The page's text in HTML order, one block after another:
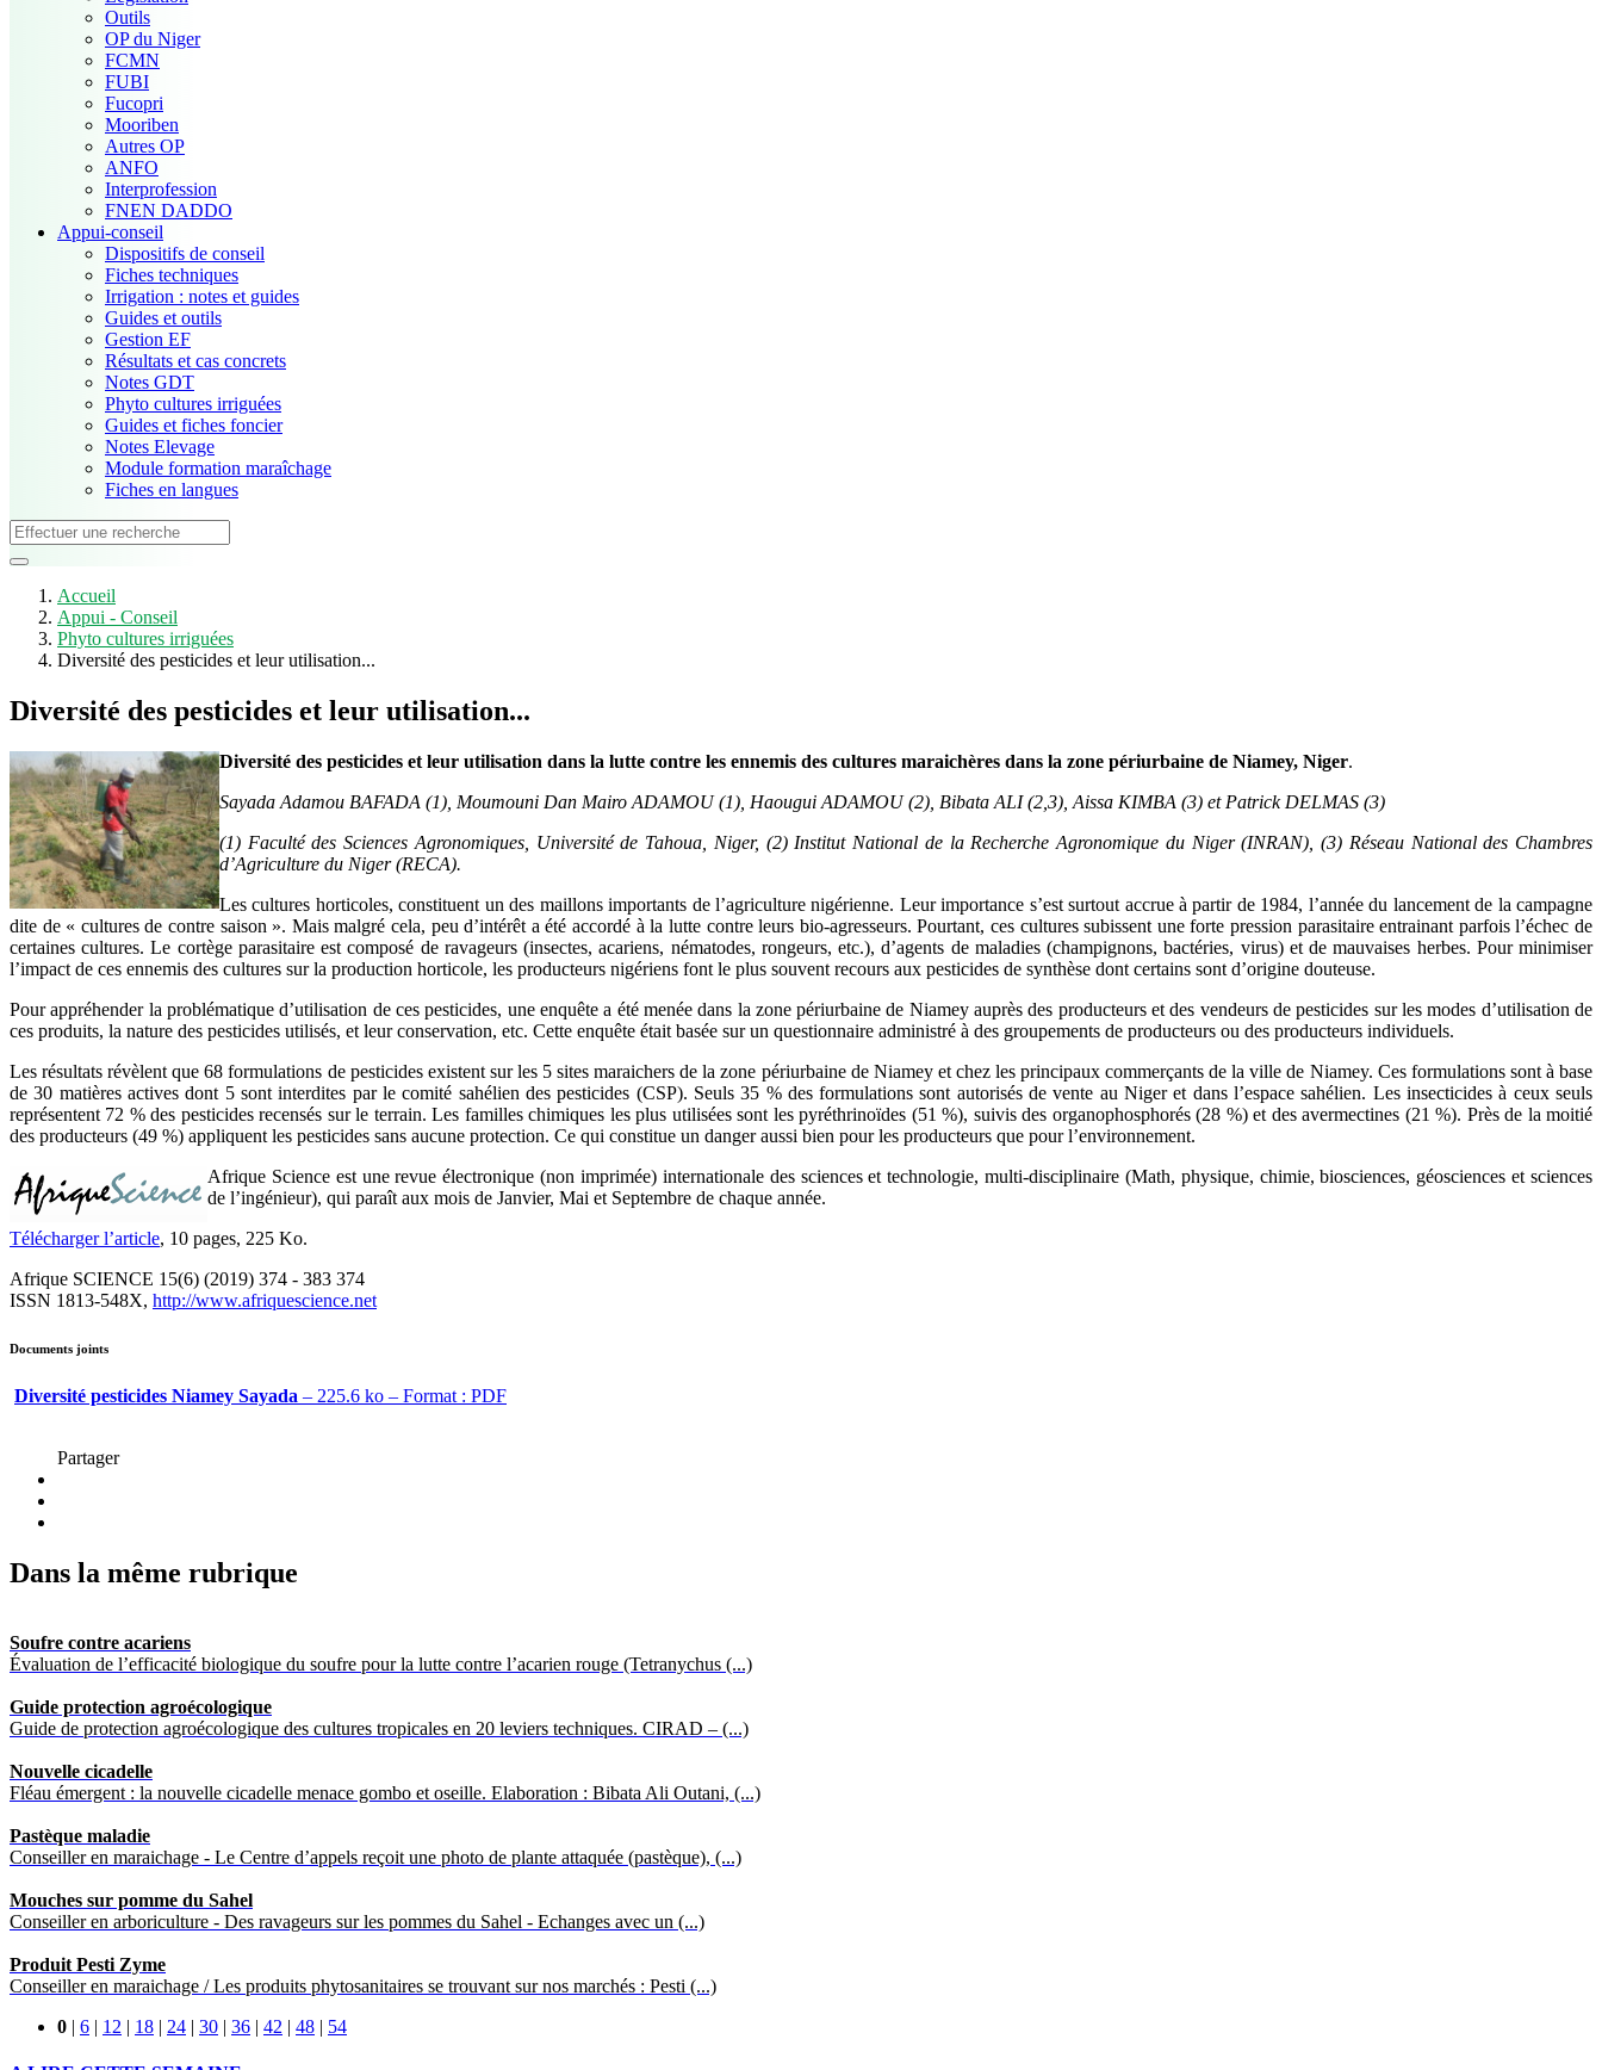
Outils
OP du Niger
FCMN
FUBI
Fucopri
Mooriben
Autres OP
ANFO
Interprofession
FNEN DADDO
Appui-conseil
Dispositifs de conseil
Fiches techniques
Irrigation : notes et guides
Guides et outils
Gestion EF
Résultats et cas concrets
Notes GDT
Phyto cultures irriguées
Guides et fiches foncier
Notes Elevage
Module formation maraîchage
Fiches en langues
Accueil
Appui - Conseil
Phyto cultures irriguées
Diversité des pesticides et leur utilisation...
Diversité des pesticides et leur utilisation...
Diversité des pesticides et leur utilisation dans la lutte contre les ennemis des cultures maraichères dans la zone périurbaine de Niamey, Niger.
Sayada Adamou BAFADA (1), Moumouni Dan Mairo ADAMOU (1), Haougui ADAMOU (2), Bibata ALI (2,3), Aissa KIMBA (3) et Patrick DELMAS (3)
(1) Faculté des Sciences Agronomiques, Université de Tahoua, Niger, (2) Institut National de la Recherche Agronomique du Niger (INRAN), (3) Réseau National des Chambres
d’Agriculture du Niger (RECA).
Les cultures horticoles, constituent un des maillons importants de l’agriculture nigérienne. Leur importance s’est surtout accrue à partir de 1984, l’année du lancement de la campagne
dite de « cultures de contre saison ». Mais malgré cela, peu d’intérêt a été accordé à la lutte contre leurs bio-agresseurs. Pourtant, ces cultures subissent une forte pression parasitaire entrainant parfois l’échec de
certaines cultures. Le cortège parasitaire est composé de ravageurs (insectes, acariens, nématodes, rongeurs, etc.), d’agents de maladies (champignons, bactéries, virus) et de mauvaises herbes. Pour minimiser
l’impact de ces ennemis des cultures sur la production horticole, les producteurs nigériens font le plus souvent recours aux pesticides de synthèse dont certains sont d’origine douteuse.
Pour appréhender la problématique d’utilisation de ces pesticides, une enquête a été menée dans la zone périurbaine de Niamey auprès des producteurs et des vendeurs de pesticides sur les modes d’utilisation de
ces produits, la nature des pesticides utilisés, et leur conservation, etc. Cette enquête était basée sur un questionnaire administré à des groupements de producteurs ou des producteurs individuels.
Les résultats révèlent que 68 formulations de pesticides existent sur les 5 sites maraichers de la zone périurbaine de Niamey et chez les principaux commerçants de la ville de Niamey. Ces formulations sont à base
de 30 matières actives dont 5 sont interdites par le comité sahélien des pesticides (CSP). Seuls 35 % des formulations sont autorisés de vente au Niger et dans l’espace sahélien. Les insecticides à ceux seuls
représentent 72 % des pesticides recensés sur le terrain. Les familles chimiques les plus utilisées sont les pyréthrinoïdes (51 %), suivis des organophosphorés (28 %) et des avermectines (21 %). Près de la moitié
des producteurs (49 %) appliquent les pesticides sans aucune protection. Ce qui constitue un danger aussi bien pour les producteurs que pour l’environnement.
Afrique Science est une revue électronique (non imprimée) internationale des sciences et technologie, multi-disciplinaire (Math, physique, chimie, biosciences, géosciences et sciences
de l’ingénieur), qui paraît aux mois de Janvier, Mai et Septembre de chaque année.
Télécharger l’article, 10 pages, 225 Ko.
Afrique SCIENCE 15(6) (2019) 374 - 383 374
ISSN 1813-548X, http://www.afriquescience.net
Documents joints
Diversité pesticides Niamey Sayada – 225.6 ko – Format : PDF
Partager
Dans la même rubrique
Soufre contre acariens
Évaluation de l’efficacité biologique du soufre pour la lutte contre l’acarien rouge (Tetranychus (...)
Guide protection agroécologique
Guide de protection agroécologique des cultures tropicales en 20 leviers techniques. CIRAD – (...)
Nouvelle cicadelle
Fléau émergent : la nouvelle cicadelle menace gombo et oseille. Elaboration : Bibata Ali Outani, (...)
Pastèque maladie
Conseiller en maraichage - Le Centre d’appels reçoit une photo de plante attaquée (pastèque), (...)
Mouches sur pomme du Sahel
Conseiller en arboriculture - Des ravageurs sur les pommes du Sahel - Echanges avec un (...)
Produit Pesti Zyme
Conseiller en maraichage / Les produits phytosanitaires se trouvant sur nos marchés : Pesti (...)
0 | 6 | 12 | 18 | 24 | 30 | 36 | 42 | 48 | 54